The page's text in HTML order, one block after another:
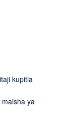
kupitia
ya